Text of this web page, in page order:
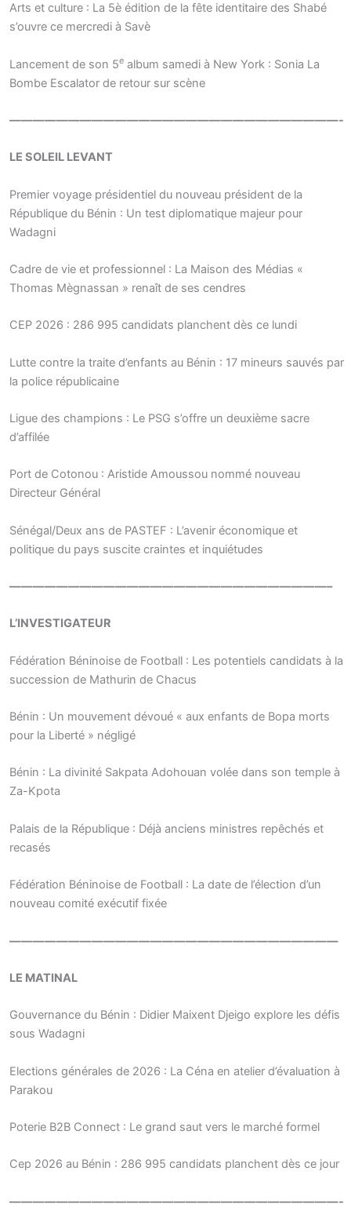
Arts et culture : La 5è édition de la fête identitaire des Shabé
s’ouvre ce mercredi à Savè
Lancement de son 5e album samedi à New York : Sonia La
Bombe Escalator de retour sur scène
————————————————————————————-
LE SOLEIL LEVANT
Premier voyage présidentiel du nouveau président de la
République du Bénin : Un test diplomatique majeur pour
Wadagni
Cadre de vie et professionnel : La Maison des Médias «
Thomas Mègnassan » renaît de ses cendres
CEP 2026 : 286 995 candidats planchent dès ce lundi
Lutte contre la traite d’enfants au Bénin : 17 mineurs sauvés par
la police républicaine
Ligue des champions : Le PSG s’offre un deuxième sacre
d’affilée
Port de Cotonou : Aristide Amoussou nommé nouveau
Directeur Général
Sénégal/Deux ans de PASTEF : L’avenir économique et
politique du pays suscite craintes et inquiétudes
———————————————————————————–
L’INVESTIGATEUR
Fédération Béninoise de Football : Les potentiels candidats à la
succession de Mathurin de Chacus
Bénin : Un mouvement dévoué « aux enfants de Bopa morts
pour la Liberté » négligé
Bénin : La divinité Sakpata Adohouan volée dans son temple à
Za-Kpota
Palais de la République : Déjà anciens ministres repêchés et
recasés
Fédération Béninoise de Football : La date de l’élection d’un
nouveau comité exécutif fixée
————————————————————————————
LE MATINAL
Gouvernance du Bénin : Didier Maixent Djeigo explore les défis
sous Wadagni
Elections générales de 2026 : La Céna en atelier d’évaluation à
Parakou
Poterie B2B Connect : Le grand saut vers le marché formel
Cep 2026 au Bénin : 286 995 candidats planchent dès ce jour
————————————————————————————-